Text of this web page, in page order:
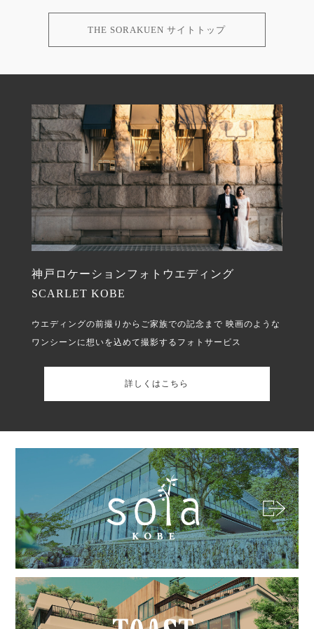
THE SORAKUEN サイトトップ
神戸ロケーションフォトウエディング
SCARLET KOBE
ウエディングの前撮りからご家族での記念まで 映画のような
ワンシーンに想いを込めて撮影するフォトサービス
詳しくはこちら